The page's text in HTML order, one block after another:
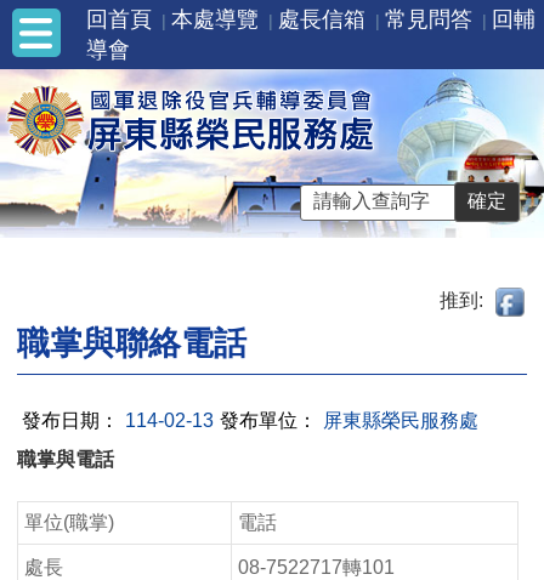
回首頁 本處導覽 處長信箱 常見問答
回輔
導會
推到:
職掌與聯絡電話
發布日期： 114-02-13 發布單位：
屏東縣榮民服務處
職掌與電話
單位(職掌) 電話
處長
08-7522717轉101